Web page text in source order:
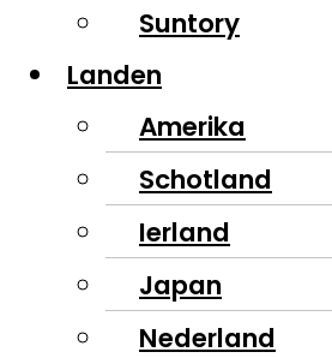
Suntory
Landen
Amerika
Schotland
Ierland
Japan
Nederland